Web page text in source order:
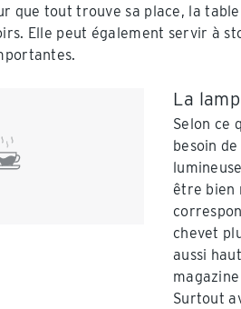
que tout trouve sa place, la
Elle peut également servir à
La
Selon ce
besoin
être bien
chevet
aussi
Surtout